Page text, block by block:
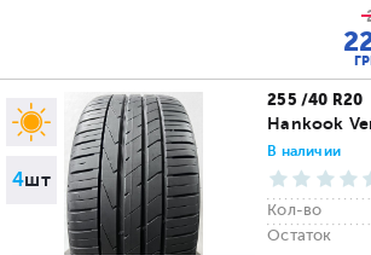
4шт
255 /40 R20
Hankook
В наличии
Кол-во
Остаток